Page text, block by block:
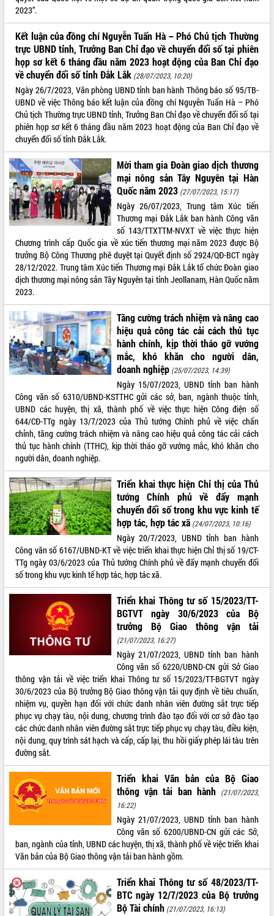
2023”.
Kết luận của đồng chí Nguyễn Tuấn Hà – Phó Chủ tịch Thường
trực UBND tỉnh, Trưởng Ban Chỉ đạo về chuyển đổi số tại phiên
họp sơ kết 6 tháng đầu năm 2023 hoạt động của Ban Chỉ đạo
về chuyển đổi số tỉnh Đắk Lắk (28/07/2023, 10:20)
Ngày 26/7/2023, Văn phòng UBND tỉnh ban hành Thông báo số 95/TB-
UBND về việc Thông báo kết luận của đồng chí Nguyễn Tuấn Hà – Phó
Chủ tịch Thường trực UBND tỉnh, Trưởng Ban Chỉ đạo về chuyển đổi số tại
phiên họp sơ kết 6 tháng đầu năm 2023 hoạt động của Ban Chỉ đạo về
chuyển đổi số tỉnh Đắk Lắk.
Mời tham gia Đoàn giao dịch thương
mại nông sản Tây Nguyên tại Hàn
Quốc năm 2023 (27/07/2023, 15:17)
Ngày 26/07/2023, Trung tâm Xúc tiến
Thương mại Đắk Lắk ban hành Công văn
số 143/TTXTTM-NVXT về việc thực hiện
Chương trình cấp Quốc gia về xúc tiến thương mại năm 2023 được Bộ
trưởng Bộ Công Thương phê duyệt tại Quyết định số 2924/QĐ-BCT ngày
28/12/2022. Trung tâm Xúc tiến Thương mại Đắk Lắk tổ chức Đoàn giao
dịch thương mại nông sản Tây Nguyên tại tỉnh Jeollanam, Hàn Quốc năm
2023.
Tăng cường trách nhiệm và nâng cao
hiệu quả công tác cải cách thủ tục
hành chính, kịp thời tháo gỡ vướng
mắc, khó khăn cho người dân,
doanh nghiệp (25/07/2023, 14:39)
Ngày 15/07/2023, UBND tỉnh ban hành
Công văn số 6310/UBND-KSTTHC gửi các sở, ban, ngành thuộc tỉnh,
UBND các huyện, thị xã, thành phố về việc thực hiện Công điện số
644/CĐ-TTg ngày 13/7/2023 của Thủ tướng Chính phủ về việc chấn
chỉnh, tăng cường trách nhiệm và nâng cao hiệu quả công tác cải cách
thủ tục hành chính (TTHC), kịp thời tháo gỡ vướng mắc, khó khăn cho
người dân, doanh nghiệp.
Triển khai thực hiện Chỉ thị của Thủ
tướng Chính phủ về đẩy mạnh
chuyển đổi số trong khu vực kinh tế
hợp tác, hợp tác xã (24/07/2023, 10:16)
Ngày 20/7/2023, UBND tỉnh ban hành
Công văn số 6167/UBND-KT về việc triển khai thực hiện Chỉ thị số 19/CT-
TTg ngày 03/6/2023 của Thủ tướng Chính phủ về đẩy mạnh chuyển đổi
số trong khu vực kinh tế hợp tác, hợp tác xã.
Triển khai Thông tư số 15/2023/TT-
BGTVT ngày 30/6/2023 của Bộ
trưởng Bộ Giao thông vận tải
(21/07/2023, 16:27)
Ngày 21/07/2023, UBND tỉnh ban hành
Công văn số 6220/UBND-CN gửi Sở Giao
thông vận tải về việc triển khai Thông tư số 15/2023/TT-BGTVT ngày
30/6/2023 của Bộ trưởng Bộ Giao thông vận tải quy định về tiêu chuẩn,
nhiệm vụ, quyền hạn đối với chức danh nhân viên đường sắt trực tiếp
phục vụ chạy tàu, nội dung, chương trình đào tạo đối với cơ sở đào tạo
các chức danh nhân viên đường sắt trực tiếp phục vụ chạy tàu, điều kiện,
nội dung, quy trình sát hạch và cấp, cấp lại, thu hồi giấy phép lái tàu trên
đường sắt.
Triển khai Văn bản của Bộ Giao
thông vận tải ban hành (21/07/2023,
16:22)
Ngày 21/07/2023, UBND tỉnh ban hành
Công văn số 6200/UBND-CN gửi các Sở,
ban, ngành của tỉnh, UBND các huyện, thị xã, thành phố về việc triển khai
Văn bản của Bộ Giao thông vận tải ban hành gồm.
Triển khai Thông tư số 48/2023/TT-
BTC ngày 12/7/2023 của Bộ trưởng
Bộ Tài chính (21/07/2023, 16:13)